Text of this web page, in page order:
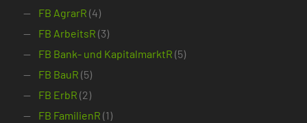
FB AgrarR (4)
FB ArbeitsR (3)
FB Bank- und KapitalmarktR (5)
FB BauR (5)
FB ErbR (2)
FB FamilienR (1)